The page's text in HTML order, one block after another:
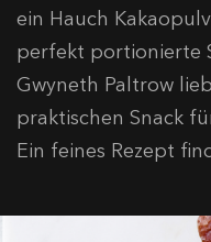
ein Hauch
perfekt portionierte
Gwyneth Paltrow
praktischen Snack
Ein feines Rezept